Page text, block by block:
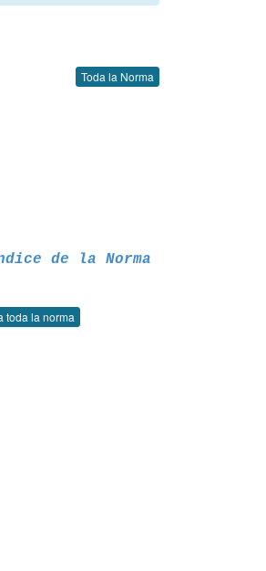
Toda la Norma
de la Norma
toda la norma